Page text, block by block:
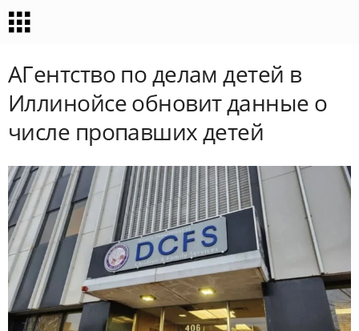
АГентство по делам детей в
Иллинойсе обновит данные о
числе пропавших детей